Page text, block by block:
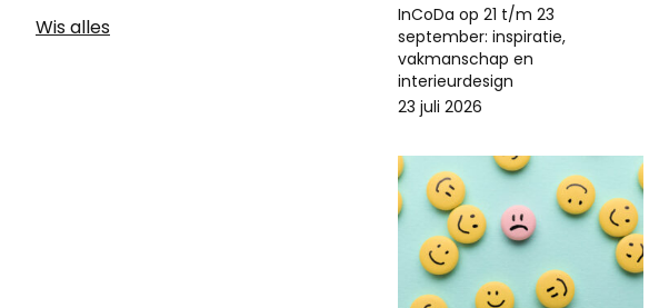
Wis alles
InCoDa op 21 t/m 23
september: inspiratie,
vakmanschap en
interieurdesign
23 juli 2026